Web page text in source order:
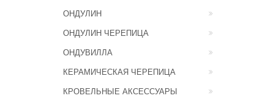
ОНДУЛИН
ОНДУЛИН ЧЕРЕПИЦА
ОНДУВИЛЛА
КЕРАМИЧЕСКАЯ ЧЕРЕПИЦА
КРОВЕЛЬНЫЕ АКСЕССУАРЫ